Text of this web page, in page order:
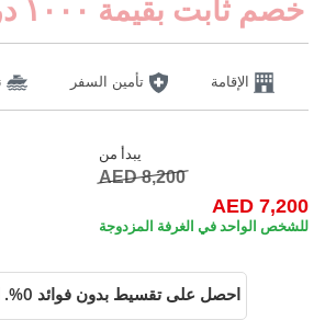
الإقامة تأمين السفر نقل
AED 8,200
AED
الواحد في الغرفة المزدوجة
احصل على تقسيط بدون فوائد 0%. ادفع بي